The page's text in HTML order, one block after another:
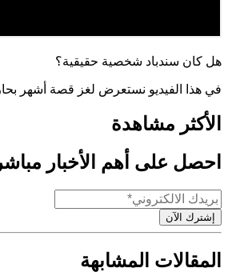
هل كان سندباد شخصية حقيقية؟
في هذا الفيديو نستعرض لغز قصة أشهر
الأكثر مشاهدة
احصل على أهم الأخبار
إشترك الآن
المقالات المشابهة